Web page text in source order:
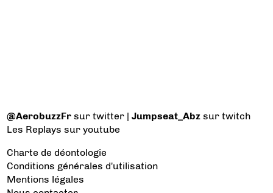
@AerobuzzFr sur twitter |Jumpseat_Abz sur twitch
Les Replays sur youtube
Charte de déontologie
Conditions générales d'utilisation
Mentions légales